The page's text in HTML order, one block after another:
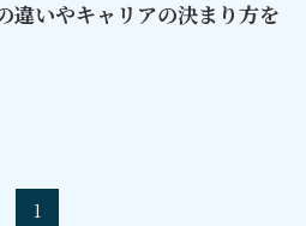
違いやキャリアの決まり方を
1